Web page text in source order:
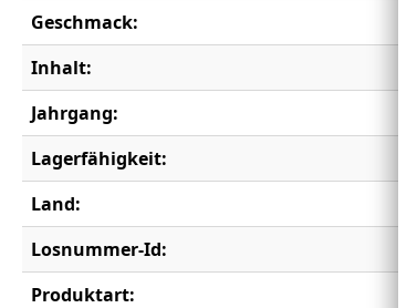
Geschmack:
Inhalt:
Jahrgang:
Lagerfähigkeit:
Land:
Losnummer-Id:
Produktart: